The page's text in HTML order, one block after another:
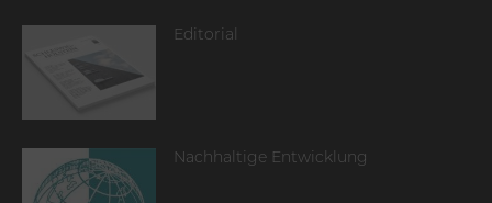
Editorial
Nachhaltige Entwicklung